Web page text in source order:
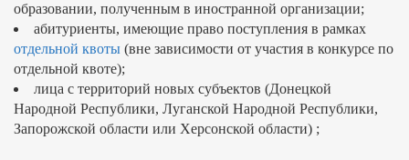
образовании, полученным в иностранной организации;
абитуриенты, имеющие право поступления в рамках
отдельной квоты (вне зависимости от участия в конкурсе по
отдельной квоте);
лица с территорий новых субъектов (Донецкой
Народной Республики, Луганской Народной Республики,
Запорожской области или Херсонской области) ;